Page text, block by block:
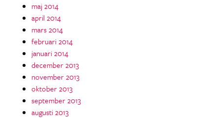
maj 2014
april 2014
mars 2014
februari 2014
januari 2014
december 2013
november 2013
oktober 2013
september 2013
augusti 2013